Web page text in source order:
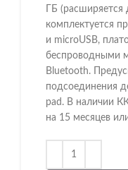
ГБ
комплектуется
и microUSB,
беспроводными
Bluetooth.
подсоединения
pad. В наличии
на 15 месяцев